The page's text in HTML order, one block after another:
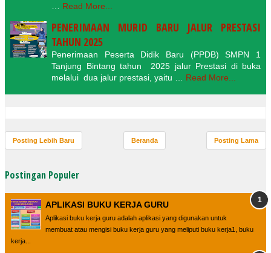
Read More...
PENERIMAAN MURID BARU JALUR PRESTASI
TAHUN 2025
Penerimaan Peserta Didik Baru (PPDB) SMPN 1
Tanjung Bintang tahun 2025 jalur Prestasi di buka
melalui dua jalur prestasi, yaitu … Read More...
Posting Lebih Baru Posting Lama
Beranda
Postingan Populer
APLIKASI BUKU KERJA GURU
Aplikasi buku kerja guru adalah aplikasi yang digunakan untuk
membuat atau mengisi buku kerja guru yang meliputi buku kerja1, buku
kerja...